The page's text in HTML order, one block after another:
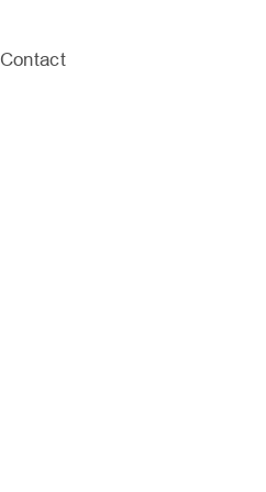
Contact